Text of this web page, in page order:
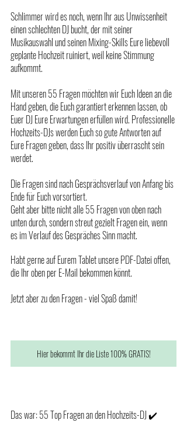
Schlimmer wird es noch, wenn Ihr aus Unwissenheit
einen schlechten DJ bucht, der mit seiner
Musikauswahl und seinen Mixing-Skills Eure liebevoll
geplante Hochzeit ruiniert, weil keine Stimmung
aufkommt.
Mit unseren 55 Fragen möchten wir Euch Ideen an die
Hand geben, die Euch garantiert erkennen lassen, ob
Euer DJ Eure Erwartungen erfüllen wird. Professionelle
Hochzeits-DJs werden Euch so gute Antworten auf
Eure Fragen geben, dass Ihr positiv überrascht sein
werdet.
Die Fragen sind nach Gesprächsverlauf von Anfang bis
Ende für Euch vorsortiert.
Geht aber bitte nicht alle 55 Fragen von oben nach
unten durch, sondern streut gezielt Fragen ein, wenn
es im Verlauf des Gespräches Sinn macht.
Habt gerne auf Eurem Tablet unsere PDF-Datei offen,
die Ihr oben per E-Mail bekommen könnt.
Jetzt aber zu den Fragen - viel Spaß damit!
Hier bekommt Ihr die Liste 100% GRATIS!
Das war: 55 Top Fragen an den Hochzeits-DJ ✔️